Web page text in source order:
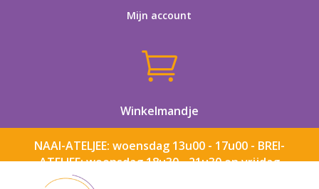
Mijn account

Winkelmandje
NAAI-ATELJEE: woensdag 13u00 - 17u00 - BREI-
ATELJEE: woensdag 18u30 - 21u30 en vrijdag